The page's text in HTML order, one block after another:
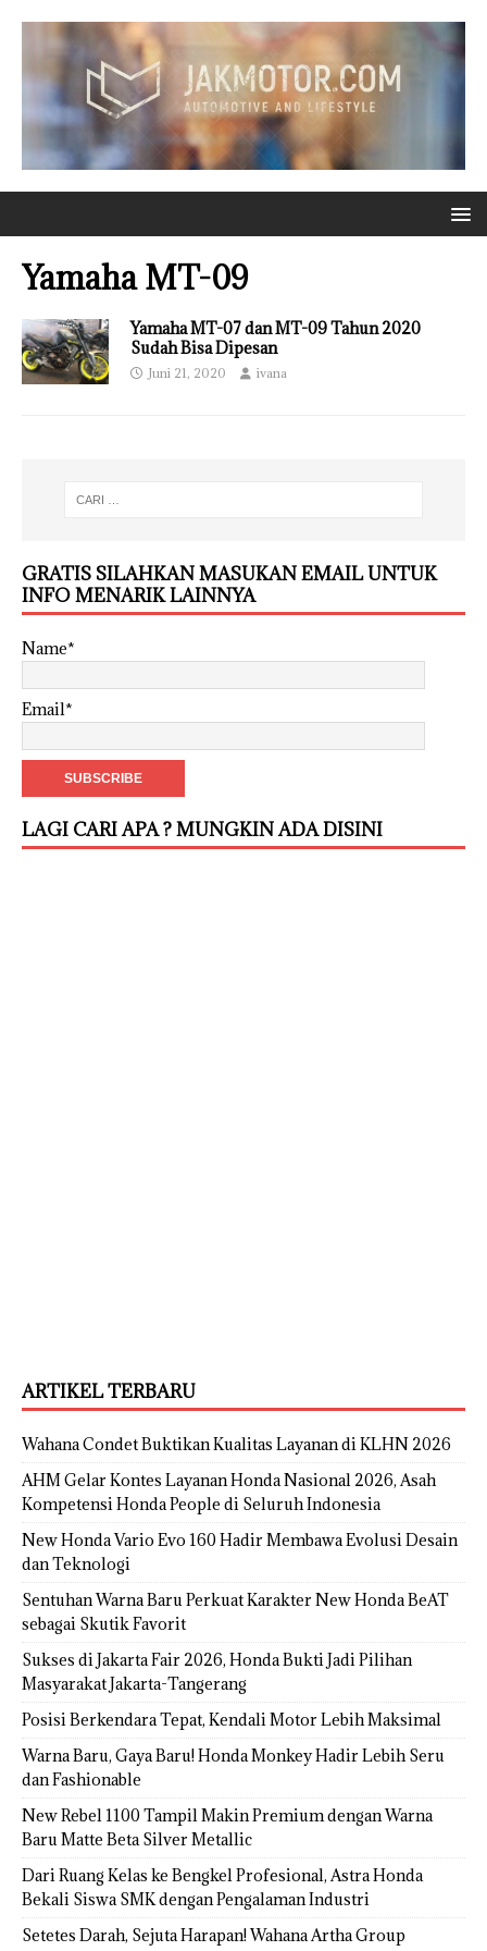
Yamaha MT-09
Yamaha MT-07 dan MT-09 Tahun 2020
Sudah Bisa Dipesan
Juni 21, 2020 ivana
GRATIS SILAHKAN MASUKAN EMAIL UNTUK
INFO MENARIK LAINNYA
Name*
Email*
LAGI CARI APA ? MUNGKIN ADA DISINI
ARTIKEL TERBARU
Wahana Condet Buktikan Kualitas Layanan di KLHN 2026
AHM Gelar Kontes Layanan Honda Nasional 2026, Asah
Kompetensi Honda People di Seluruh Indonesia
New Honda Vario Evo 160 Hadir Membawa Evolusi Desain
dan Teknologi
Sentuhan Warna Baru Perkuat Karakter New Honda BeAT
sebagai Skutik Favorit
Sukses di Jakarta Fair 2026, Honda Bukti Jadi Pilihan
Masyarakat Jakarta-Tangerang
Posisi Berkendara Tepat, Kendali Motor Lebih Maksimal
Warna Baru, Gaya Baru! Honda Monkey Hadir Lebih Seru
dan Fashionable
New Rebel 1100 Tampil Makin Premium dengan Warna
Baru Matte Beta Silver Metallic
Dari Ruang Kelas ke Bengkel Profesional, Astra Honda
Bekali Siswa SMK dengan Pengalaman Industri
Setetes Darah, Sejuta Harapan! Wahana Artha Group